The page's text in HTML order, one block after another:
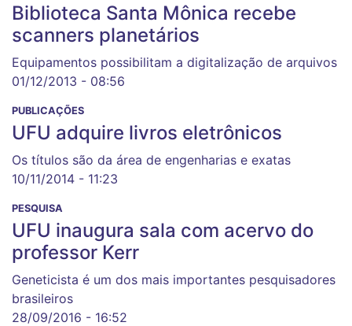
Biblioteca Santa Mônica recebe
scanners planetários
Equipamentos possibilitam a digitalização de arquivos
01/12/2013 - 08:56
PUBLICAÇÕES
UFU adquire livros eletrônicos
Os títulos são da área de engenharias e exatas
10/11/2014 - 11:23
PESQUISA
UFU inaugura sala com acervo do
professor Kerr
Geneticista é um dos mais importantes pesquisadores
brasileiros
28/09/2016 - 16:52